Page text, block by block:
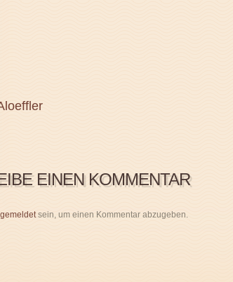
EINEN KOMMENTAR
sein, um einen Kommentar abzugeben.